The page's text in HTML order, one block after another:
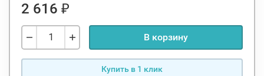
2 616 ₽
В корзину
Купить в 1 клик